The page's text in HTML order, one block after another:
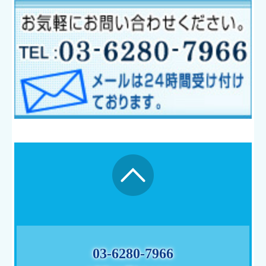
03-6280-7966